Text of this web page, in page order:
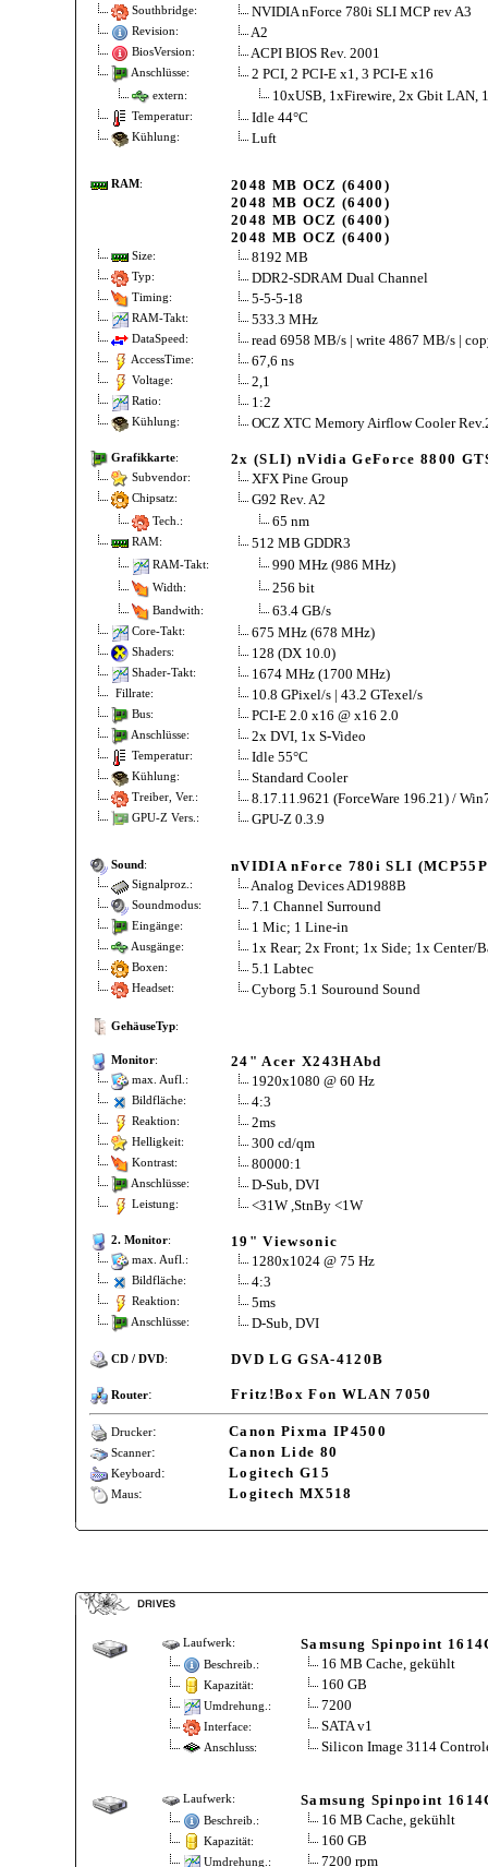
Southbridge: NVIDIA nForce 780i SLI MCP rev A3
Revision: A2
BiosVersion: ACPI BIOS Rev. 2001
Anschlüsse: 2 PCI, 2 PCI-E x1, 3 PCI-E x16
extern: 10xUSB, 1xFirewire, 2x Gbit LAN,
Temperatur: Idle 44°C
Kühlung: Luft
RAM:
2048 MB OCZ (6400)
2048 MB OCZ (6400)
2048 MB OCZ (6400)
2048 MB OCZ (6400)
Size: 8192 MB
Typ: DDR2-SDRAM Dual Channel
Timing: 5-5-5-18
RAM-Takt: 533.3 MHz
DataSpeed: read 6958 MB/s | write 4867 MB/s |
AccessTime: 67,6 ns
Voltage: 2,1
Ratio: 1:2
Kühlung: OCZ XTC Memory Airflow Cooler
Grafikkarte: 2x (SLI) nVidia GeForce 8800
Subvendor: XFX Pine Group
Chipsatz: G92 Rev. A2
Tech.: 65 nm
RAM: 512 MB GDDR3
RAM-Takt: 990 MHz (986 MHz)
Width: 256 bit
Bandwith: 63.4 GB/s
Core-Takt: 675 MHz (678 MHz)
Shaders: 128 (DX 10.0)
Shader-Takt: 1674 MHz (1700 MHz)
Fillrate: 10.8 GPixel/s | 43.2 GTexel/s
Bus: PCI-E 2.0 x16 @ x16 2.0
Anschlüsse: 2x DVI, 1x S-Video
Temperatur: Idle 55°C
Kühlung: Standard Cooler
Treiber, Ver.: 8.17.11.9621 (ForceWare 196.21) /
GPU-Z Vers.: GPU-Z 0.3.9
Sound: nVIDIA nForce 780i SLI
Signalproz.: Analog Devices AD1988B
Soundmodus: 7.1 Channel Surround
Eingänge: 1 Mic; 1 Line-in
Ausgänge: 1x Rear; 2x Front; 1x Side; 1x Center/
Boxen: 5.1 Labtec
Headset: Cyborg 5.1 Souround Sound
GehäuseTyp:
Monitor: 24" Acer X243HAbd
max. Aufl.: 1920x1080 @ 60 Hz
Bildfläche: 4:3
Reaktion: 2ms
Helligkeit: 300 cd/qm
Kontrast: 80000:1
Anschlüsse: D-Sub, DVI
Leistung: <31W ,StnBy <1W
2. Monitor: 19" Viewsonic
max. Aufl.: 1280x1024 @ 75 Hz
Bildfläche: 4:3
Reaktion: 5ms
Anschlüsse: D-Sub, DVI
CD / DVD: DVD LG GSA-4120B
Router: Fritz!Box Fon WLAN 7050
Drucker: Canon Pixma IP4500
Scanner: Canon Lide 80
Keyboard: Logitech G15
Maus: Logitech MX518
Laufwerk: Samsung Spinpoint
Beschreib.: 16 MB Cache, gekühlt
Kapazität: 160 GB
Umdrehung.: 7200
Interface: SATA v1
Anschluss: Silicon Image 3114
Laufwerk: Samsung Spinpoint
Beschreib.: 16 MB Cache, gekühlt
Kapazität: 160 GB
Umdrehung.: 7200 rpm